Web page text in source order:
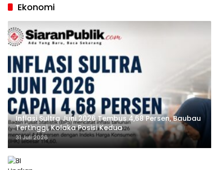
Ekonomi
Inflasi Sultra Juni 2026 Tembus 4,68 Persen, Baubau
Tertinggi, Kolaka Posisi Kedua
31 Juli 2026